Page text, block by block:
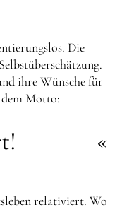
Die
ihre Wünsche für
Motto:
relativiert. Wo